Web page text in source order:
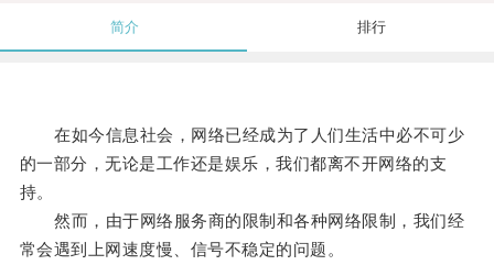
简介 排行
在如今信息社会，网络已经成为了人们生活中必不可少
的一部分，无论是工作还是娱乐，我们都离不开网络的支
持。
然而，由于网络服务商的限制和各种网络限制，我们经
常会遇到上网速度慢、信号不稳定的问题。